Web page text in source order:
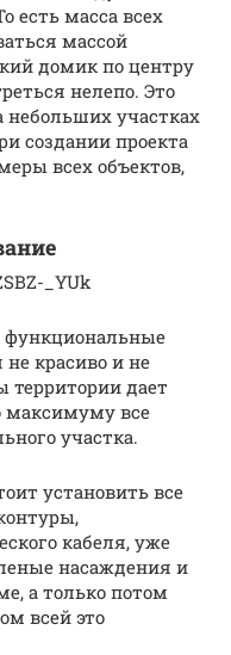
есть масса всех
массой
домик по центру
нелепо. Это
небольших участках
создании проекта
всех объектов,
_YUk
функциональные
не красиво и не
территории дает
максимуму все
участка.
установить все
кабеля, уже
насаждения и
а только потом
всей это